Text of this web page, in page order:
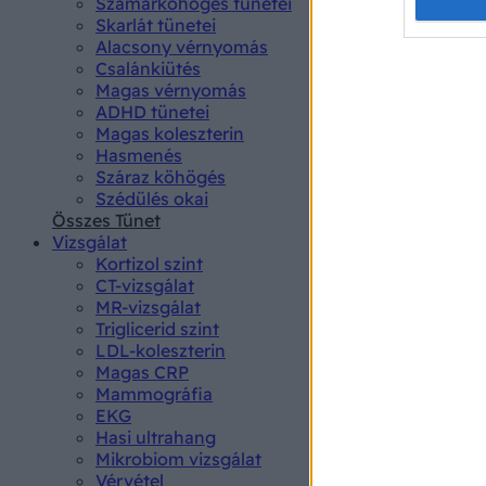
Skarlát tünetei
Alacsony vérnyomás
Csalánkiütés
Magas vérnyomás
ADHD tünetei
Magas koleszterin
Hasmenés
Száraz köhögés
Szédülés okai
Összes Tünet
Vizsgálat
Kortizol szint
CT-vizsgálat
MR-vizsgálat
Triglicerid szint
LDL-koleszterin
Magas CRP
Mammográfia
EKG
Hasi ultrahang
Mikrobiom vizsgálat
Vérvétel